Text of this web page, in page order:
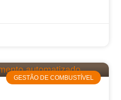
GESTÃO DE COMBUSTÍVEL